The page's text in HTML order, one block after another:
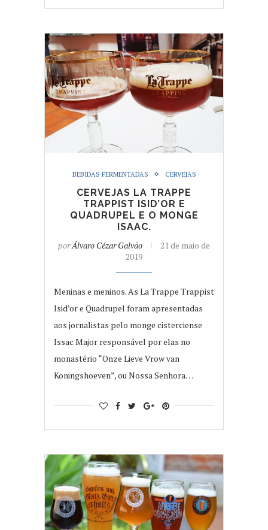
BEBIDAS FERMENTADAS CERVEJAS
CERVEJAS LA TRAPPE
TRAPPIST ISID’OR E
QUADRUPEL E O MONGE
ISAAC.
porÁlvaro Cézar Galvão
21 de maio de
2019
Meninas e meninos. As La Trappe Trappist
Isid’or e Quadrupel foram apresentadas
aos jornalistas pelo monge cisterciense
Issac Major responsável por elas no
monastério “Onze Lieve Vrow van
Koningshoeven”, ou Nossa Senhora…